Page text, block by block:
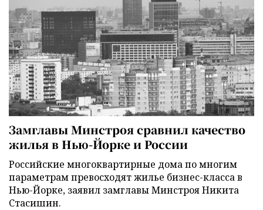
Замглавы Минстроя сравнил качество
жилья в Нью-Йорке и России
Российские многоквартирные дома по многим
параметрам превосходят жилье бизнес-класса в
Нью-Йорке, заявил замглавы Минстроя Никита
Стасишин.